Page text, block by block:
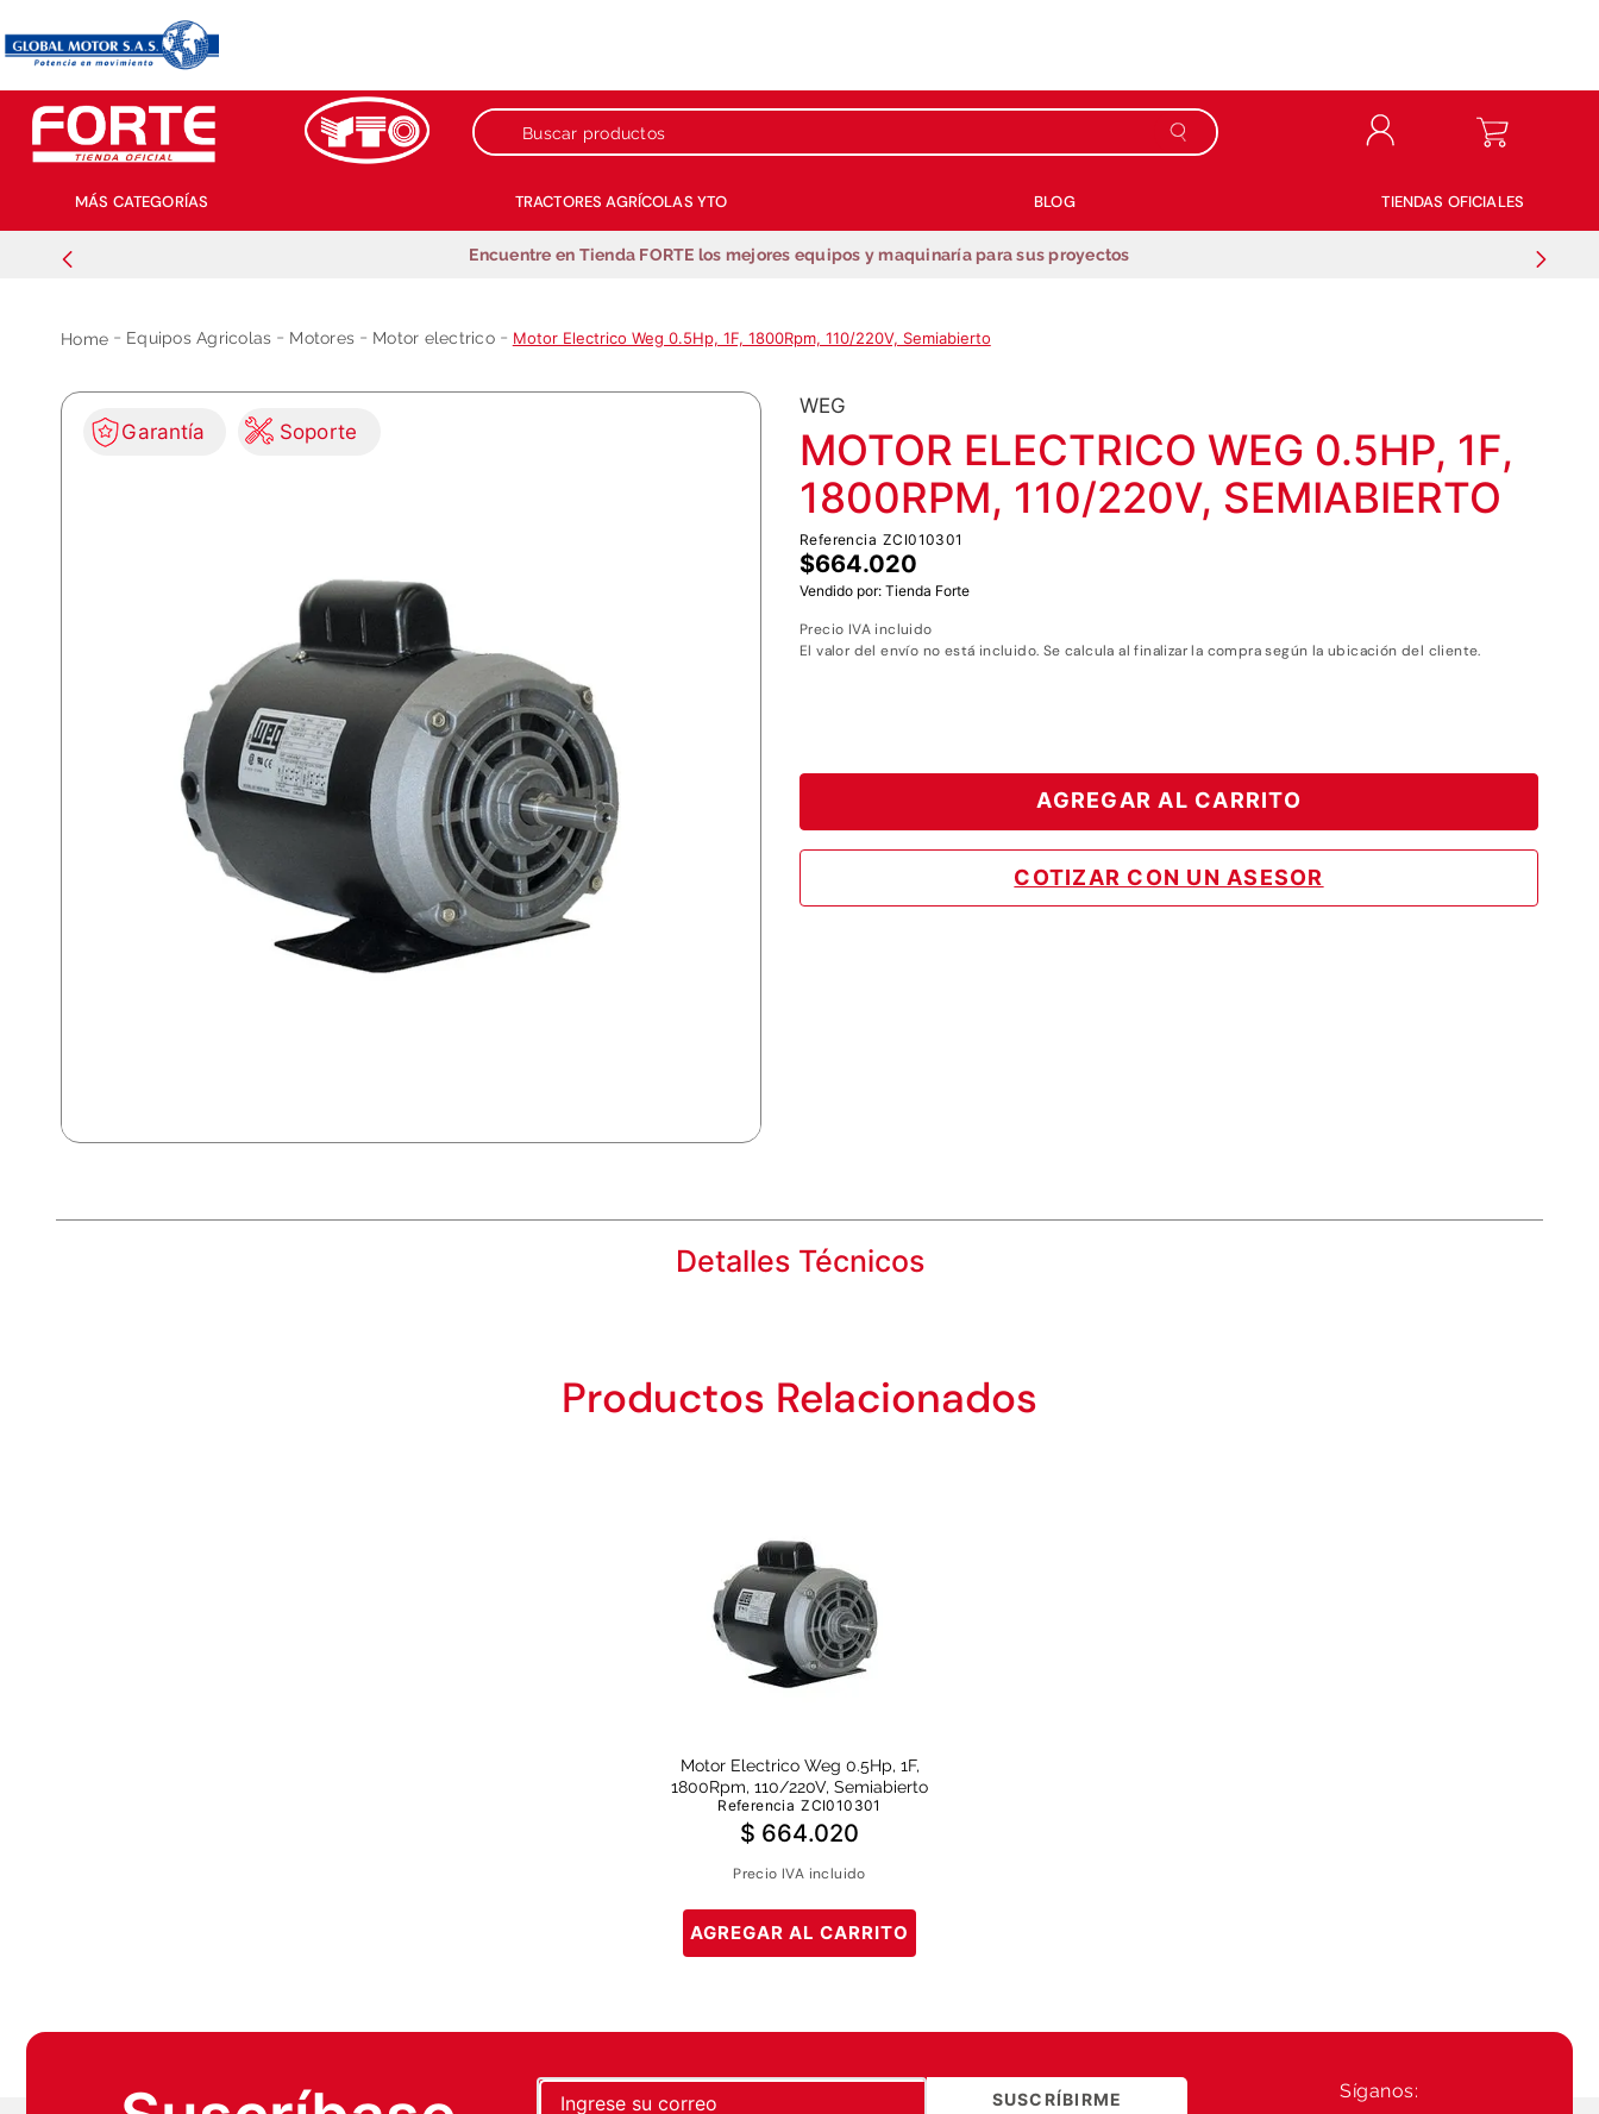
Buscar productos
MÁS CATEGORÍAS TRACTORES AGRÍCOLAS YTO BLOG TIENDAS OFICIALES
Encuentre en Tienda FORTE los mejores equipos y maquinaría para sus proyectos
Equipos Agricolas Motores Motor electrico Motor Electrico Weg 0.5Hp, 1F, 1800Rpm, 110/220V, Semiabierto
Garantía Soporte
WEG
MOTOR ELECTRICO WEG 0.5HP, 1F,
1800RPM, 110/220V, SEMIABIERTO
Referencia ZCI010301
$664.020
Vendido por: Tienda Forte
Precio IVA incluido
El valor del envío no está incluido. Se calcula al finalizar la compra según la ubicación del cliente.
AGREGAR AL CARRITO
COTIZAR CON UN ASESOR
Detalles Técnicos
Productos Relacionados
Motor Electrico Weg 0.5Hp, 1F,
1800Rpm, 110/220V, Semiabierto
Referencia ZCI010301
$ 664.020
Precio IVA incluido
AGREGAR AL CARRITO
SUSCRÍBIRME Síganos:
1.
repuestos
3.
motobombas